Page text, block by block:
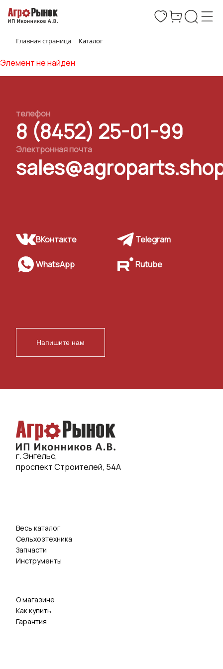
Главная страница Каталог
Элемент не найден
телефон
8 (8452) 25-01-99
Электронная почта
ВКонтакте Telegram
WhatsApp Rutube
Напишите нам
г. Энгельс,
проспект Строителей, 54А
Весь каталог
Сельхозтехника
Запчасти
Инструменты
О магазине
Как купить
Гарантия